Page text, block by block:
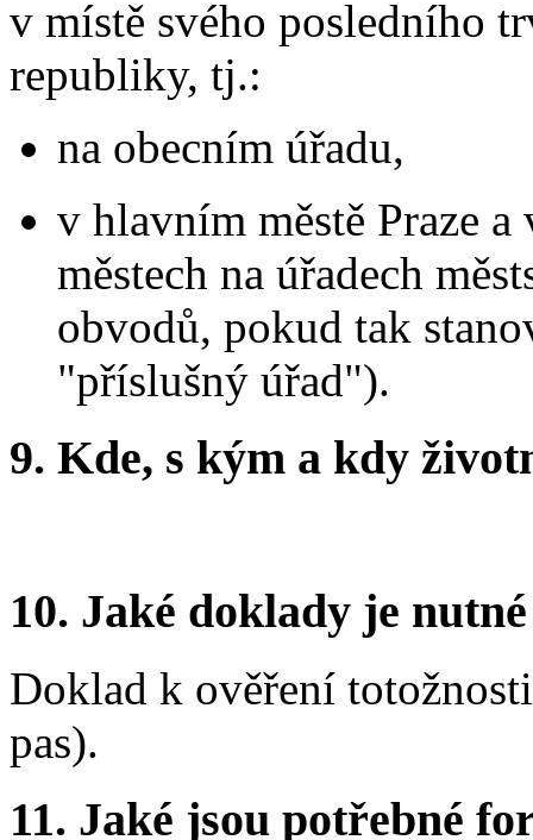
v místě svého posledního
republiky, tj.:
na obecním úřadu,
v hlavním městě Praze
městech na úřadech
obvodů, pokud tak
"příslušný úřad").
9. Kde, s kým a kdy
10. Jaké doklady je
Doklad k ověření
pas).
11. Jaké jsou potřebné